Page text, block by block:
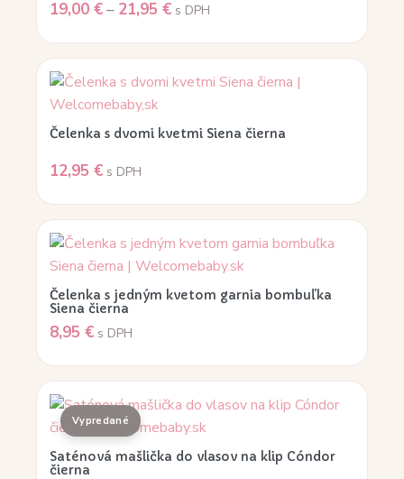
19,00 €– 21,95 € s DPH
Čelenka s dvomi kvetmi Siena čierna
12,95 € s DPH
Čelenka s jedným kvetom garnia bombuľka
Siena čierna
8,95 € s DPH
Saténová mašlička do vlasov na klip Cóndor
čierna